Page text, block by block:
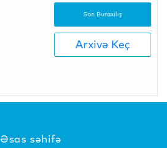
Son Buraxılış
Arxivə Keç
Əsas səhifə